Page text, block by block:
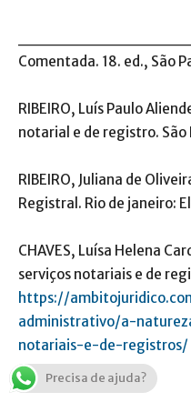
_______________.
Comentada. 18. ed., São
RIBEIRO, Luís Paulo
notarial e de registro. São
RIBEIRO, Juliana de
Registral. Rio de janeiro:
CHAVES, Luísa Helena
serviços notariais e de
https://
administrativo/a-
notariais-e-de-registros/
Precisa de ajuda?